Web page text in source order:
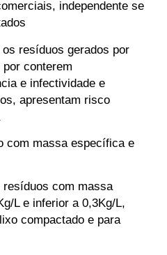
independente se
os resíduos gerados por
conterem
e infectividade e
apresentam risco
com massa específica e
resíduos com massa
L e inferior a 0,3Kg/L,
compactado e para